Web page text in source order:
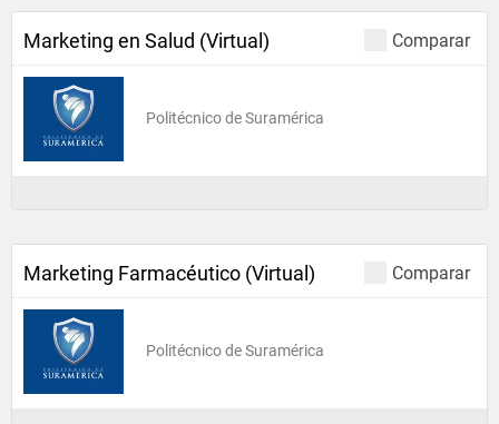
Comparar
Marketing en Salud (Virtual)
Politécnico de Suramérica
Comparar
Marketing Farmacéutico (Virtual)
Politécnico de Suramérica